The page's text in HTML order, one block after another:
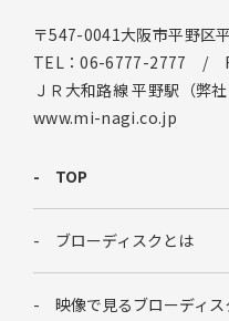
〒547-0041大阪市平野区
TEL：06-6777-2777 /
ＪＲ大和路線 平野駅（弊社
www.mi-nagi.co.jp
TOP
ブローディスクとは
映像で見るブローディス